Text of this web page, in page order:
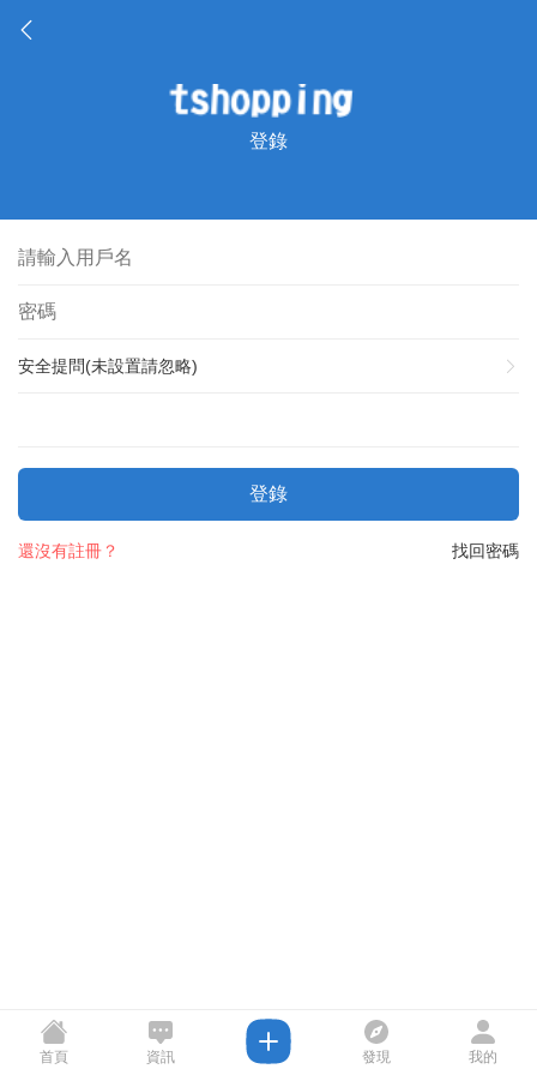
登錄
安全提問(未設置請忽略)
登錄
找回密碼
還沒有註冊？
首頁 資訊 發現 我的